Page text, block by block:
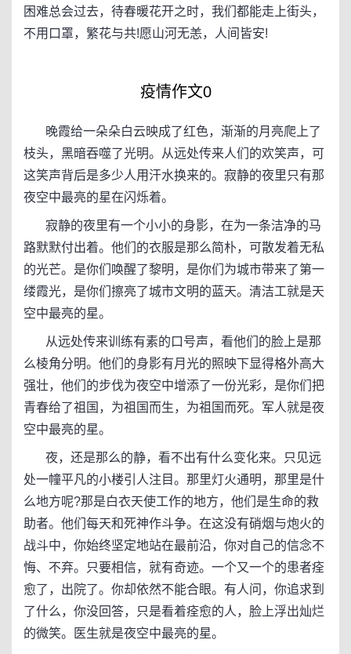
困难总会过去，待春暖花开之时，我们都能走上街头，
不用口罩，繁花与共!愿山河无恙，人间皆安!
疫情作文0
晚霞给一朵朵白云映成了红色，渐渐的月亮爬上了
枝头，黑暗吞噬了光明。从远处传来人们的欢笑声，可
这笑声背后是多少人用汗水换来的。寂静的夜里只有那
夜空中最亮的星在闪烁着。
寂静的夜里有一个小小的身影，在为一条洁净的马
路默默付出着。他们的衣服是那么简朴，可散发着无私
的光芒。是你们唤醒了黎明，是你们为城市带来了第一
缕霞光，是你们擦亮了城市文明的蓝天。清洁工就是天
空中最亮的星。
从远处传来训练有素的口号声，看他们的脸上是那
么棱角分明。他们的身影有月光的照映下显得格外高大
强壮，他们的步伐为夜空中增添了一份光彩，是你们把
青春给了祖国，为祖国而生，为祖国而死。军人就是夜
空中最亮的星。
夜，还是那么的静，看不出有什么变化来。只见远
处一幢平凡的小楼引人注目。那里灯火通明，那里是什
么地方呢?那是白衣天使工作的地方，他们是生命的救
助者。他们每天和死神作斗争。在这没有硝烟与炮火的
战斗中，你始终坚定地站在最前沿，你对自己的信念不
悔、不弃。只要相信，就有奇迹。一个又一个的患者痊
愈了，出院了。你却依然不能合眼。有人问，你追求到
了什么，你没回答，只是看着痊愈的人，脸上浮出灿烂
的微笑。医生就是夜空中最亮的星。